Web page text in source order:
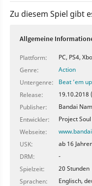
Zu diesem Spiel gibt
Allgemeine
Plattform:
PC, PS4,
Genre:
Action
Untergenre:
Beat ’em up
Release:
19.10.2018
Publisher:
Bandai
Entwickler:
Project Soul
Webseite:
USK:
ab 16
DRM:
-
Spielzeit:
20 Stunden
Sprachen:
Englisch,